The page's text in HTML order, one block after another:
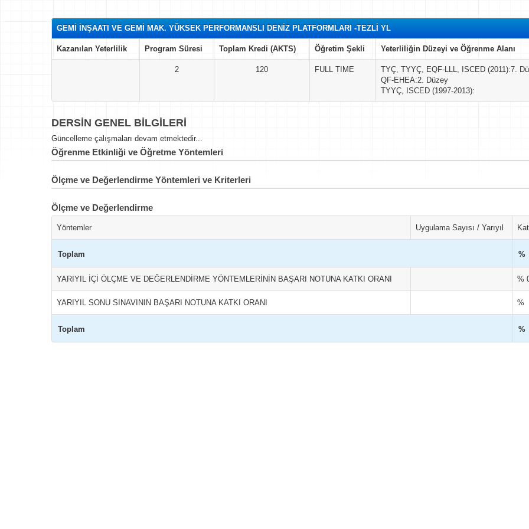
GEMİ İNŞAATI VE GEMİ MAK. YÜKSEK PERFORMANSLI DENİZ PLATFORMLARI -TEZLİ YL
Kazanılan Yeterlilik Program Süresi Toplam Kredi (AKTS) Öğretim Şekli Yeterliliğin Düzeyi ve Öğrenme Alanı
2 120 FULL TIME
TYÇ, TYYÇ, EQF-LLL, ISCED (2011):7.
QF-EHEA:2. Düzey
TYYÇ, ISCED (1997-2013):
DERSİN GENEL BİLGİLERİ
Güncelleme çalışmaları devam etmektedir...
Öğrenme Etkinliği ve Öğretme Yöntemleri
Ölçme ve Değerlendirme Yöntemleri ve Kriterleri
Ölçme ve Değerlendirme
Yöntemler Uygulama Sayısı / Yarıyıl
Toplam %
YARIYIL İÇİ ÖLÇME VE DEĞERLENDİRME YÖNTEMLERİNİN BAŞARI NOTUNA KATKI ORANI %
YARIYIL SONU SINAVININ BAŞARI NOTUNA KATKI ORANI %
Toplam %